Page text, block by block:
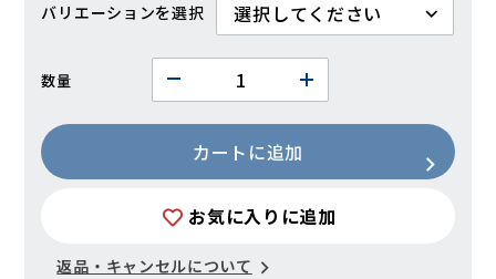
バリエーション
数量
カートに追加
お気に入りに追加
返品・キャンセルについて